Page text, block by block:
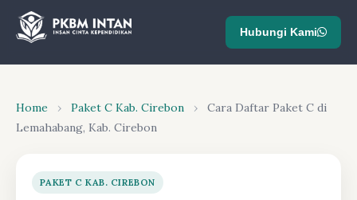
Hubungi Kami
Home › Paket C Kab. Cirebon ›
Cara Daftar Paket C di
Lemahabang, Kab. Cirebon
PAKET C KAB. CIREBON